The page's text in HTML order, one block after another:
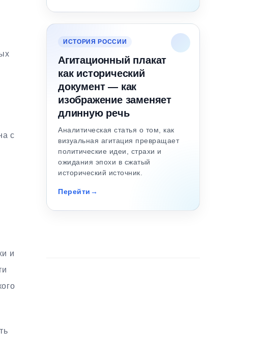
с
и
ИСТОРИЯ РОССИИ
Агитационный плакат
как исторический
документ — как
изображение заменяет
длинную речь
Аналитическая статья о том, как
визуальная агитация превращает
политические идеи, страхи и
ожидания эпохи в сжатый
исторический источник.
Перейти